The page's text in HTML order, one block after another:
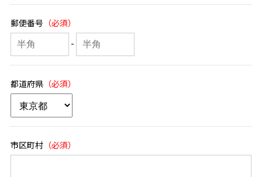
郵便番号
-
都道府県
市区町村